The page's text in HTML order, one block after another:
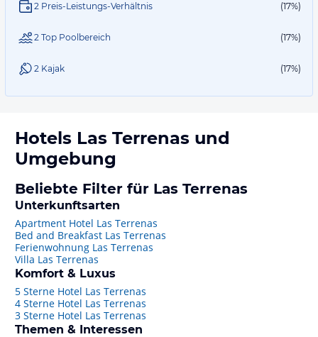
2 Preis-Leistungs-Verhältnis (17%)
2 Top Poolbereich (17%)
2 Kajak (17%)
Hotels Las Terrenas und
Umgebung
Beliebte Filter für Las Terrenas
Unterkunftsarten
Apartment Hotel Las Terrenas
Bed and Breakfast Las Terrenas
Ferienwohnung Las Terrenas
Villa Las Terrenas
Komfort & Luxus
5 Sterne Hotel Las Terrenas
4 Sterne Hotel Las Terrenas
3 Sterne Hotel Las Terrenas
Themen & Interessen